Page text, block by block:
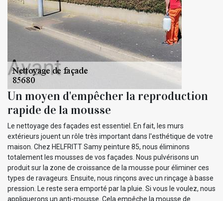
Un moyen d'empêcher la reproduction
rapide de la mousse
Le nettoyage des façades est essentiel. En fait, les murs
extérieurs jouent un rôle très important dans l'esthétique de votre
maison. Chez HELFRITT Samy peinture 85, nous éliminons
totalement les mousses de vos façades. Nous pulvérisons un
produit sur la zone de croissance de la mousse pour éliminer ces
types de ravageurs. Ensuite, nous rinçons avec un rinçage à basse
pression. Le reste sera emporté par la pluie. Si vous le voulez, nous
appliquerons un anti-mousse. Cela empêche la mousse de